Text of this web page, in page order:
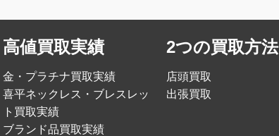
高値買取実績
金・プラチナ買取実績
喜平ネックレス・ブレスレッ
ト買取実績
ブランド品買取実績
2つの買取方法
店頭買取
出張買取